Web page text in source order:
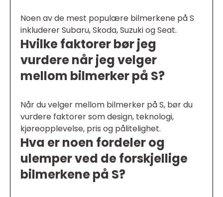
Noen av de mest populære bilmerkene på S
inkluderer Subaru, Skoda, Suzuki og Seat.
Hvilke faktorer bør jeg
vurdere når jeg velger
mellom bilmerker på S?
Når du velger mellom bilmerker på S, bør du
vurdere faktorer som design, teknologi,
kjøreopplevelse, pris og pålitelighet.
Hva er noen fordeler og
ulemper ved de forskjellige
bilmerkene på S?